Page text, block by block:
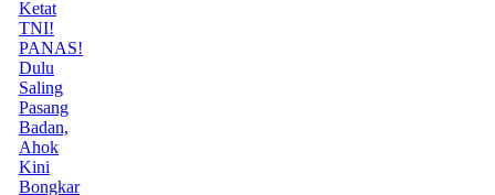
Ketat
TNI!
PANAS!
Dulu
Saling
Pasang
Badan,
Ahok
Kini
Bongkar